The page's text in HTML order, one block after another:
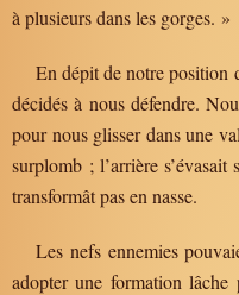
à plusieurs dans les gorges. »
En dépit de notre position
décidés à nous défendre.
pour nous glisser dans une
surplomb ; l’arrière
transformât pas en nasse.
Les nefs ennemies
adopter une formation